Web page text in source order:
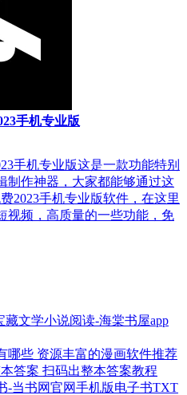
手机专业版
手机专业版这是一款功能特别
制作神器，大家都能够通过这
2023手机专业版软件，在这里
视频，高质量的一些功能，免
文学小说阅读-海棠书屋app
哪些 资源丰富的漫画软件推荐
答案 扫码出整本答案教程
-当书网官网手机版电子书TXT